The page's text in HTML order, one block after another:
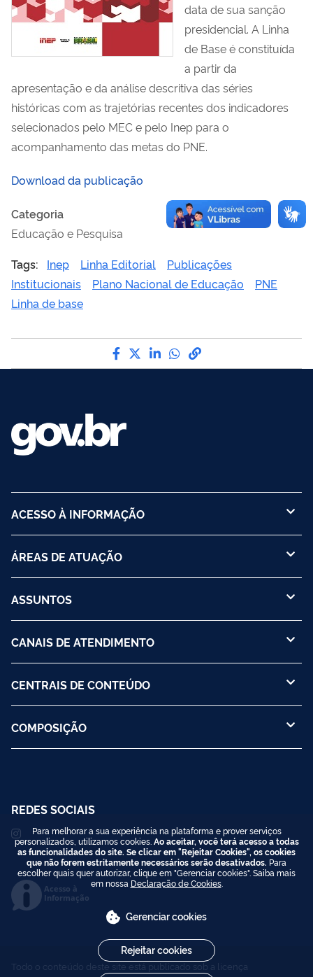
data de sua sanção
presidencial. A Linha
de Base é constituída
a partir da
apresentação e da análise descritiva das séries
históricas com as trajetórias recentes dos indicadores
selecionados pelo MEC e pelo Inep para o
acompanhamento das metas do PNE.
Download da publicação
Categoria
Educação e Pesquisa
Tags:
Inep Linha Editorial
Publicações
Institucionais
Plano Nacional de Educação
PNE
Linha de base
Compartilhe por Facebook
Compartilhe por Twitter
Compartilhe por
Compartilhe por
link para Copiar
ACESSO À INFORMAÇÃO
ÁREAS DE ATUAÇÃO
ASSUNTOS
CANAIS DE ATENDIMENTO
CENTRAIS DE CONTEÚDO
COMPOSIÇÃO
REDES SOCIAIS
Acesso à
Informação
Todo o conteúdo deste site está publicado sob a licença
Para melhorar a sua experiência na plataforma e prover serviços
personalizados, utilizamos cookies. Ao aceitar, você terá acesso a todas
as funcionalidades do site. Se clicar em "Rejeitar Cookies", os cookies
que não forem estritamente necessários serão desativados. Para
escolher quais quer autorizar, clique em "Gerenciar cookies". Saiba mais
em nossa Declaração de Cookies.
Gerenciar cookies
Rejeitar cookies